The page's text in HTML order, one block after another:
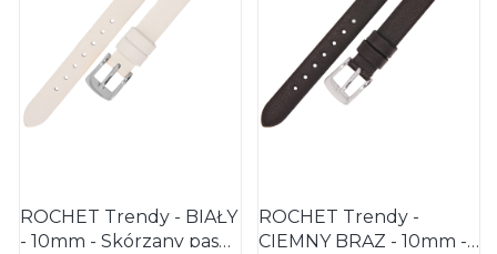
ROCHET Trendy - BIAŁY
- 10mm - Skórzany pasek
ROCHET Trendy -
CIEMNY BRĄZ - 10mm -